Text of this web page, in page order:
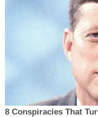
8 Conspiracies That